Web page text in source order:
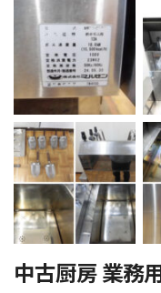
中古厨房 業務